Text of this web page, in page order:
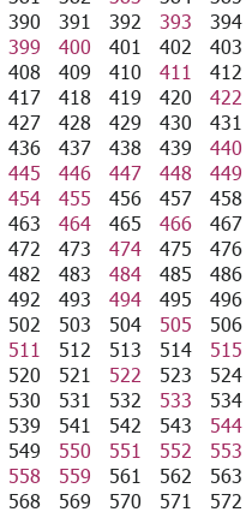
390 391 392 393 394
399 400 401 402 403
408 409 410 411 412
417 418 419 420 422
427 428 429 430 431
436 437 438 439 440
445 446 447 448 449
454 455 456 457 458
463 464 465 466 467
472 473 474 475 476
482 483 484 485 486
492 493 494 495 496
502 503 504 505 506
511 512 513 514 515
520 521 522 523 524
530 531 532 533 534
539 541 542 543 544
549 550 551 552 553
558 559 561 562 563
568 569 570 571 572